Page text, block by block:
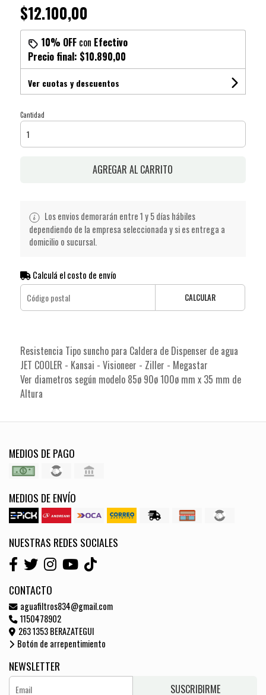
$12.100,00
10% OFFcon Efectivo
Precio final: $10.890,00
Ver cuotas y descuentos
Cantidad
AGREGAR AL CARRITO
Los envios demorarán entre 1 y 5 días hábiles
dependiendo de la empresa seleccionada y si es entrega a
domicilio o sucursal.
Calculá el costo de envío
CALCULAR
Resistencia Tipo suncho para Caldera de Dispenser de agua
JET COOLER - Kansai - Visioneer - Ziller - Megastar
Ver diametros según modelo 85ø 90ø 100ø mm x 35 mm de
Altura
MEDIOS DE PAGO
MEDIOS DE ENVÍO
NUESTRAS REDES SOCIALES
CONTACTO
aguafiltros834@gmail.com
1150478902
263 1353 BERAZATEGUI
Botón de arrepentimiento
NEWSLETTER
SUSCRIBIRME